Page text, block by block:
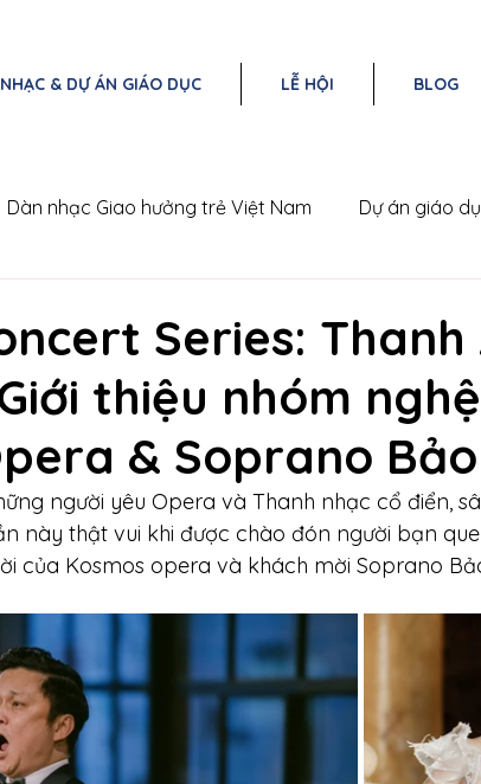
& DỰ ÁN GIÁO DỤC LỄ HỘI BLOG
Dàn nhạc Giao hưởng trẻ Việt Nam Dự án giáo
Series: Thanh
thiệu nhóm
& Soprano
người yêu Opera và Thanh nhạc cổ điển,
này thật vui khi được chào đón người bạn
của Kosmos opera và khách mời Soprano